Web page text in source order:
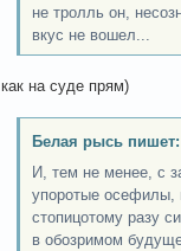
не тролль он,
вкус не вошел...
как на суде прям)
Белая рысь пишет:
И, тем не менее, с
упоротые осефилы,
стопицотому разу
в обозримом